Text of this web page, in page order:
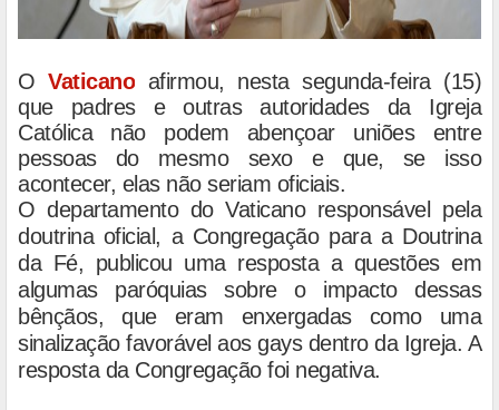
O Vaticano afirmou, nesta segunda-feira (15)
que padres e outras autoridades da Igreja
Católica não podem abençoar uniões entre
pessoas do mesmo sexo e que, se isso
acontecer, elas não seriam oficiais.
O departamento do Vaticano responsável pela
doutrina oficial, a Congregação para a Doutrina
da Fé, publicou uma resposta a questões em
algumas paróquias sobre o impacto dessas
bênçãos, que eram enxergadas como uma
sinalização favorável aos gays dentro da Igreja. A
resposta da Congregação foi negativa.